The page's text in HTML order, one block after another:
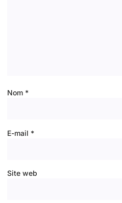
Nom *
E-mail *
Site web